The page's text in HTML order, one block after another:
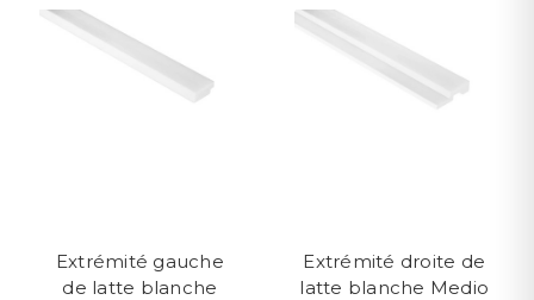
Extrémité gauche
de latte blanche
Extrémité droite de
latte blanche Medio